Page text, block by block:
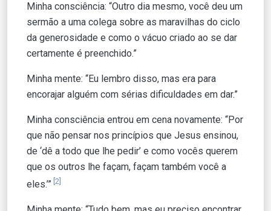
Minha consciência: “Outro dia mesmo, você deu um
sermão a uma colega sobre as maravilhas do ciclo
da generosidade e como o vácuo criado ao se dar
certamente é preenchido.”
Minha mente: “Eu lembro disso, mas era para
encorajar alguém com sérias dificuldades em dar.”
Minha consciência entrou em cena novamente: “Por
que não pensar nos princípios que Jesus ensinou,
de ‘dê a todo que lhe pedir’ e como vocês querem
que os outros lhe façam, façam também você a
eles.’” [2]